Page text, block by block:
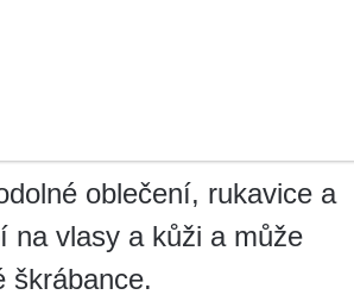
oblečení, rukavice a
na vlasy a kůži a může
škrábance.